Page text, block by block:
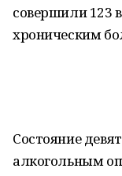
совершили 123
хроническим
Состояние
алкогольным